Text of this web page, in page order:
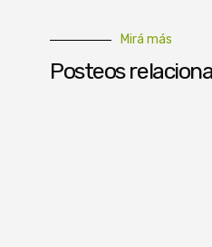
Mirá más
Posteos